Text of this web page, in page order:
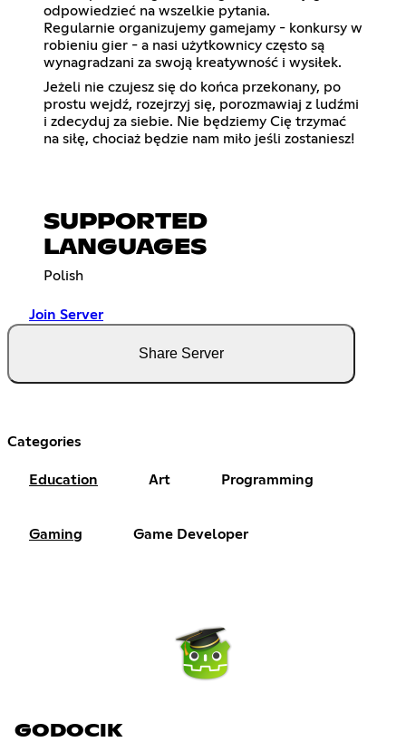
odpowiedzieć na wszelkie pytania.
Regularnie organizujemy gamejamy - konkursy w
robieniu gier - a nasi użytkownicy często są
wynagradzani za swoją kreatywność i wysiłek.
Jeżeli nie czujesz się do końca przekonany, po
prostu wejdź, rozejrzyj się, porozmawiaj z ludźmi
i zdecyduj za siebie. Nie będziemy Cię trzymać
na siłę, chociaż będzie nam miło jeśli zostaniesz!
SUPPORTED
LANGUAGES
Polish
Join Server
Share Server
Categories
Education Art Programming
Gaming Game Developer
GODOCIK